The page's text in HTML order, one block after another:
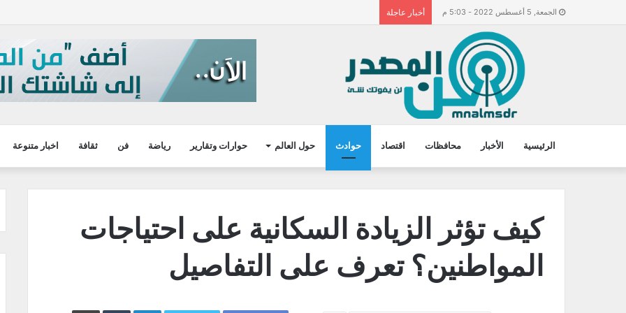
الجمعة, 5 أغسطس 2022 - 5:03 م أخبار عاجلة
الرئيسية الأخبار محافظات اقتصاد حوادث حول العالم حوارات وتقارير رياضة فن ثقافة اخبار متنوعة
كيف تؤثر الزيادة السكانية على احتياجات
المواطنين؟ تعرف على التفاصيل
LinkedIn
‏Tumblr طباعة